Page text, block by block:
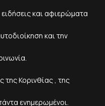
και αφιερώματα
και την
της Κορινθίας , της
ενημερωμένοι.